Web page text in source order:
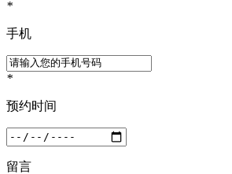
*
手机
*
预约时间
留言